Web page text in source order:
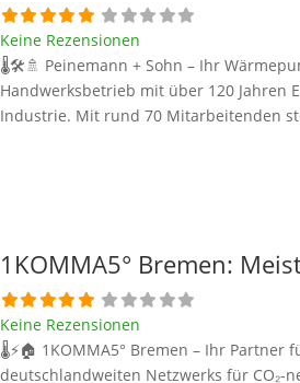
Keine Rezensionen
🌡️🛠️🚿 Peinemann + Sohn – Ihr
Handwerksbetrieb mit über 120 Jahren
Industrie. Mit rund 70 Mitarbeitenden
1KOMMA5° Bremen:
Keine Rezensionen
🌡️⚡🏠 1KOMMA5° Bremen – Ihr
deutschlandweiten Netzwerks für CO₂-